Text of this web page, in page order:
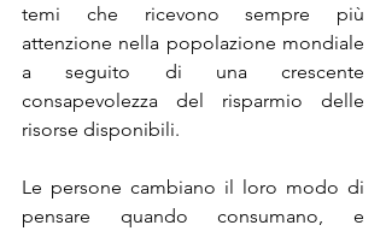
temi che ricevono sempre più
attenzione nella popolazione mondiale
a seguito di una crescente
consapevolezza del risparmio delle
risorse disponibili.
Le persone cambiano il loro modo di
pensare quando consumano, e